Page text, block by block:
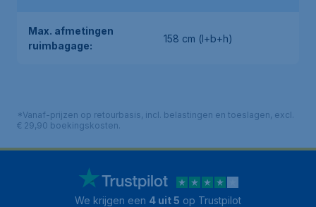
Max. afmetingen
ruimbagage:
158 cm (l+b+h)
*Vanaf-prijzen op retourbasis, incl. belastingen en toeslagen, excl.
€ 29,90 boekingskosten.
We krijgen een 4 uit 5 op Trustpilot